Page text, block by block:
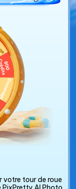
tour de roue